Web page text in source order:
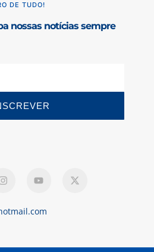
DE TUDO!
nossas notícias sempre